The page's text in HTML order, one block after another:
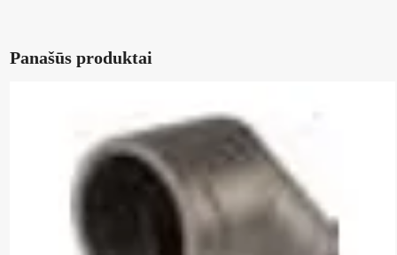
Panašūs produktai